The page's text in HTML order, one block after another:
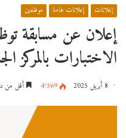
إعلانات إعلانات هامة موظفين
إعلان عن مسابقة
الاختبارات بالمركز
8 أبريل 2025 4٬569 أقل من